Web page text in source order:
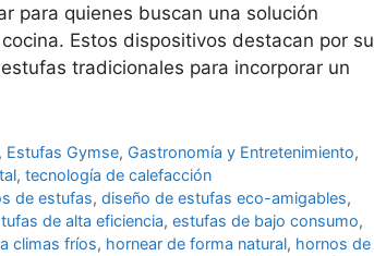
para quienes buscan una solución
Estos dispositivos destacan por su
tradicionales para incorporar un
, Estufas Gymse, Gastronomía y Entretenimiento,
, tecnología de calefacción
de estufas,diseño de estufas eco-amigables,
de alta eficiencia, estufas de bajo consumo,
climas fríos, hornear de forma natural, hornos de